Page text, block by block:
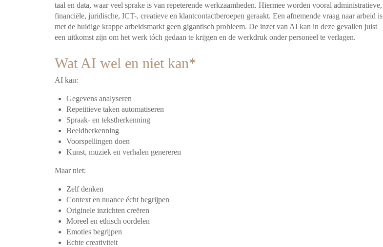
taal en data, waar veel sprake is van repeterende werkzaamheden. Hiermee worden vooral administratieve,
financiële, juridische, ICT-, creatieve en klantcontactberoepen geraakt. Een afnemende vraag naar arbeid is
met de huidige krappe arbeidsmarkt geen gigantisch probleem. De inzet van AI kan in deze gevallen juist
een uitkomst zijn om het werk tóch gedaan te krijgen en de werkdruk onder personeel te verlagen.
Wat AI wel en niet kan*
AI kan:
Gegevens analyseren
Repetitieve taken automatiseren
Spraak- en tekstherkenning
Beeldherkenning
Voorspellingen doen
Kunst, muziek en verhalen genereren
Maar niet:
Zelf denken
Context en nuance écht begrijpen
Originele inzichten creëren
Moreel en ethisch oordelen
Emoties begrijpen
Echte creativiteit